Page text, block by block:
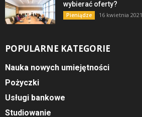
wybierać oferty?
Pieniądze 16 kwietnia 2021
POPULARNE KATEGORIE
Nauka nowych umiejętności
Pożyczki
Usługi bankowe
Studiowanie